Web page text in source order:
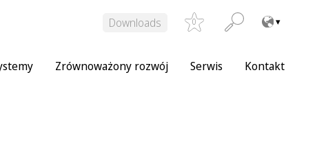
Downloads 0
Zrównoważony rozwój Serwis Kontakt